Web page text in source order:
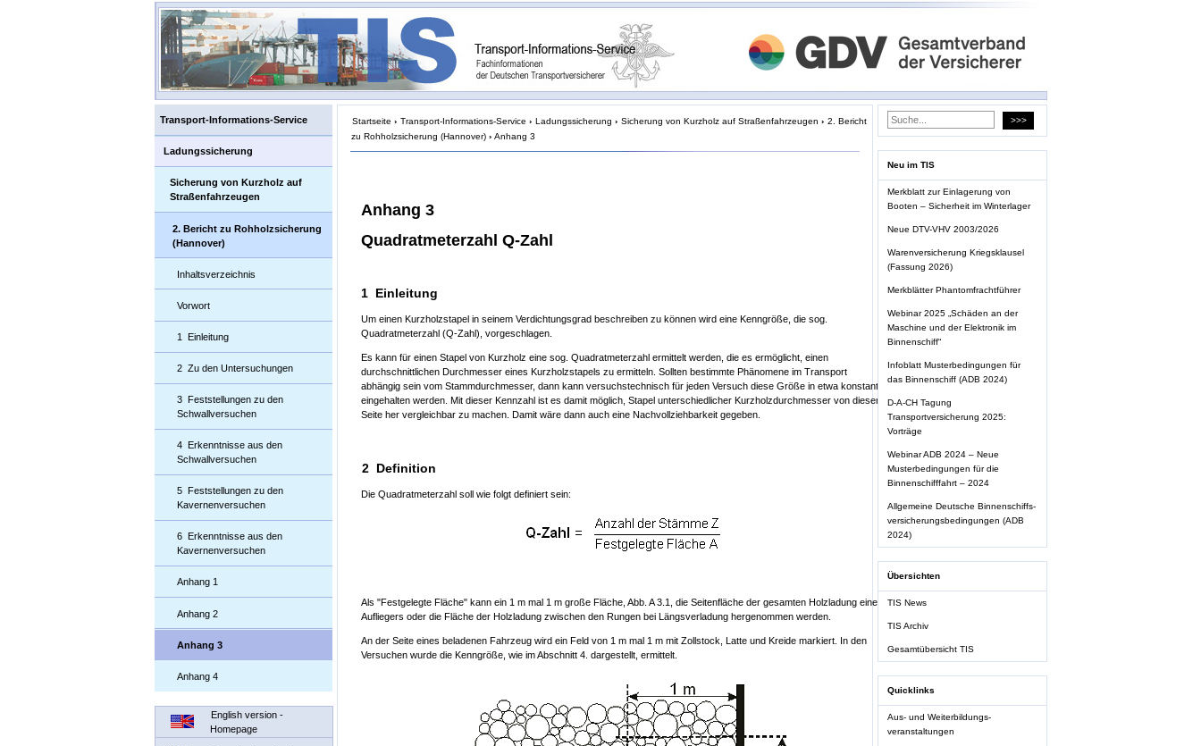
Transport-Informations-Service
Ladungssicherung
Sicherung von Kurzholz auf
Straßenfahrzeugen
2. Bericht zu Rohholzsicherung
(Hannover)
Inhaltsverzeichnis
Vorwort
1 Einleitung
2 Zu den Untersuchungen
3 Feststellungen zu den
Schwallversuchen
4 Erkenntnisse aus den
Schwallversuchen
5 Feststellungen zu den
Kavernenversuchen
6 Erkenntnisse aus den
Kavernenversuchen
Anhang 1
Anhang 2
Anhang 3
Anhang 4
English version -
Homepage
Startseite › Transport-Informations-Service › Ladungssicherung › Sicherung von Kurzholz auf Straßenfahrzeugen › 2. Bericht
zu Rohholzsicherung (Hannover) › Anhang 3
Anhang 3
Quadratmeterzahl Q-Zahl
1 Einleitung
Um einen Kurzholzstapel in seinem Verdichtungsgrad beschreiben zu können wird eine Kenngröße, die sog.
Quadratmeterzahl (Q-Zahl), vorgeschlagen.
Es kann für einen Stapel von Kurzholz eine sog. Quadratmeterzahl ermittelt werden, die es ermöglicht, einen
durchschnittlichen Durchmesser eines Kurzholzstapels zu ermitteln. Sollten bestimmte Phänomene im Transport
abhängig sein vom Stammdurchmesser, dann kann versuchstechnisch für jeden Versuch diese Größe in etwa konstant
eingehalten werden. Mit dieser Kennzahl ist es damit möglich, Stapel unterschiedlicher Kurzholzdurchmesser von dieser
Seite her vergleichbar zu machen. Damit wäre dann auch eine Nachvollziehbarkeit gegeben.
2 Definition
Die Quadratmeterzahl soll wie folgt definiert sein:
Als "Festgelegte Fläche" kann ein 1 m mal 1 m große Fläche, Abb. A 3.1, die Seitenfläche der gesamten Holzladung eines
Aufliegers oder die Fläche der Holzladung zwischen den Rungen bei Längsverladung hergenommen werden.
An der Seite eines beladenen Fahrzeug wird ein Feld von 1 m mal 1 m mit Zollstock, Latte und Kreide markiert. In den
Versuchen wurde die Kenngröße, wie im Abschnitt 4. dargestellt, ermittelt.
Neu im TIS
Merkblatt zur Einlagerung von
Booten – Sicherheit im Winterlager
Neue DTV-VHV 2003/2026
Warenversicherung Kriegsklausel
(Fassung 2026)
Merkblätter Phantomfrachtführer
Webinar 2025 „Schäden an der
Maschine und der Elektronik im
Binnenschiff“
Infoblatt Musterbedingungen für
das Binnenschiff (ADB 2024)
D-A-CH Tagung
Transportversicherung 2025:
Vorträge
Webinar ADB 2024 – Neue
Musterbedingungen für die
Binnenschifffahrt – 2024
Allgemeine Deutsche Binnenschiffs-
versicherungsbedingungen (ADB
2024)
Übersichten
TIS News
TIS Archiv
Gesamtübersicht TIS
Quicklinks
Aus- und Weiterbildungs-
veranstaltungen